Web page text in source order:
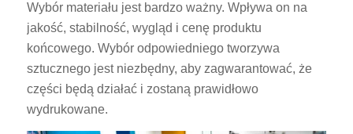
Wybór materiału jest bardzo ważny. Wpływa on na
jakość, stabilność, wygląd i cenę produktu
końcowego. Wybór odpowiedniego tworzywa
sztucznego jest niezbędny, aby zagwarantować, że
części będą działać i zostaną prawidłowo
wydrukowane.